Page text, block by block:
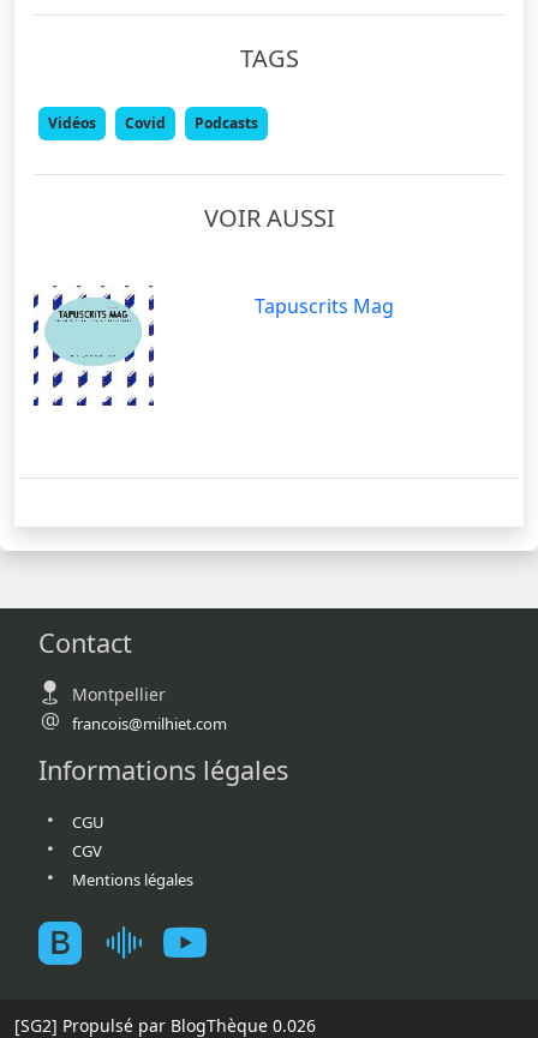
TAGS
Vidéos Covid Podcasts
VOIR AUSSI
Tapuscrits Mag
Contact
Montpellier
francois@milhiet.com
Informations légales
CGU
CGV
Mentions légales
[SG2] Propulsé par BlogThèque 0.026